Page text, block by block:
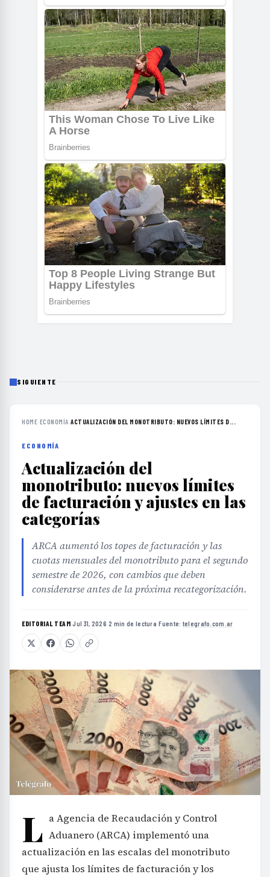
SIGUIENTE
HOME›ECONOMÍA›ACTUALIZACIÓN DEL MONOTRIBUTO: NUEVOS LÍMITES D...
ECONOMÍA
Actualización del
monotributo: nuevos límites
de facturación y ajustes en las
categorías
ARCA aumentó los topes de facturación y las
cuotas mensuales del monotributo para el segundo
semestre de 2026, con cambios que deben
considerarse antes de la próxima recategorización.
EDITORIAL TEAM·Jul 31, 2026·2 min de lectura·Fuente: telegrafo.com.ar
L a Agencia de Recaudación y Control
Aduanero (ARCA) implementó una
actualización en las escalas del monotributo
que ajusta los límites de facturación y los